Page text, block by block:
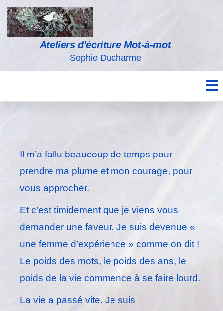
Ateliers d'écriture Mot-à-mot
Sophie Ducharme
Il m’a fallu beaucoup de temps pour
prendre ma plume et mon courage, pour
vous approcher.
Et c’est timidement que je viens vous
demander une faveur. Je suis devenue «
une femme d’expérience » comme on dit !
Le poids des mots, le poids des ans, le
poids de la vie commence à se faire lourd.
La vie a passé vite. Je suis